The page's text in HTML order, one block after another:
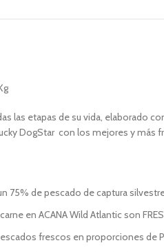
las etapas de su vida, elaborado
DogStar con los mejores y más
75% de pescado de captura
en ACANA Wild Atlantic son
frescos en proporciones